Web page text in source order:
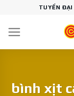
content
TUYỂN
bình xịt